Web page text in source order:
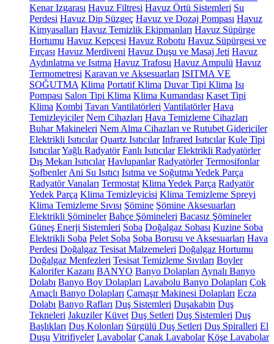
Kenar Izgarası Havuz Filtresi Havuz Örtü Sistemleri Su
Perdesi Havuz Dip Süzgeç Havuz ve Dozaj Pompası Havuz
Kimyasalları Havuz Temizlik Ekipmanları Havuz Süpürge
Hortumu Havuz Kepçesi Havuz Robotu Havuz Süpürgesi ve
Fırçası Havuz Merdiveni Havuz Duşu ve Masaj Jeti Havuz
Aydınlatma ve Isıtma Havuz Trafosu Havuz Ampulü Havuz
Termometresi Karavan ve Aksesuarları ISITMA VE
SOĞUTMA Klima Portatif Klima Duvar Tipi Klima Isı
Pompası Salon Tipi Klima Klima Kumandası Kaset Tipi
Klima Kombi Tavan Vantilatörleri Vantilatörler Hava
Temizleyiciler Nem Cihazları Hava Temizleme Cihazları
Buhar Makineleri Nem Alma Cihazları ve Rutubet Gidericiler
Elektrikli Isıtıcılar Quartz Isıtıcılar Infrared Isıtıcılar Kule Tipi
IsıtıcılarYağlı Radyatör Fanlı Isıtıcılar Elektrikli Radyatörler
Dış Mekan Isıtıcılar Havlupanlar Radyatörler Termosifonlar
Şofbenler Ani Su Isıtıcı Isıtma ve Soğutma Yedek Parça
Radyatör Vanaları Termostat Klima Yedek Parça Radyatör
Yedek Parça Klima Temizleyicisi Klima Temizleme Spreyi
Klima Temizleme Sıvısı Şömine Şömine Aksesuarları
Elektrikli Şömineler Bahçe Şömineleri Bacasız Şömineler
Güneş Enerji Sistemleri Soba Doğalgaz Sobası Kuzine Soba
Elektrikli Soba Pelet Soba Soba Borusu ve Aksesuarları Hava
Perdesi Doğalgaz Tesisat Malzemeleri Doğalgaz Hortumu
Doğalgaz Menfezleri Tesisat Temizleme Sıvıları Boyler
Kalorifer Kazanı BANYO Banyo Dolapları Aynalı Banyo
Dolabı Banyo Boy Dolapları Lavabolu Banyo Dolapları Çok
Amaçlı Banyo Dolapları Çamaşır Makinesi Dolapları Ecza
Dolabı Banyo Rafları Duş Sistemleri Duşakabin Duş
Tekneleri Jakuziler Küvet Duş Setleri Duş Sistemleri Duş
Başlıkları Duş Kolonları Sürgülü Duş Setleri Duş Spiralleri El
Duşu Vitrifiyeler Lavabolar Çanak Lavabolar Köşe Lavabolar